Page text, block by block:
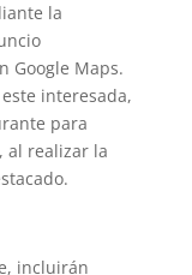
la
Google Maps.
interesada,
para
al realizar la
incluirán